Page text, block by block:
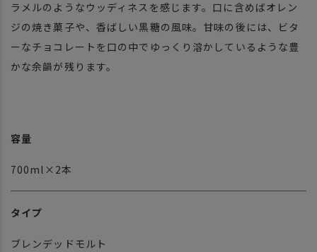
ラメルのようなウッディネスを感じます。口に含めばオレン
ジの焼き菓子や、香ばしい黒糖の風味。甘味の後には、ビタ
ーなチョコレートを口の中でゆっくり溶かしているような豊
かな余韻が残ります。
容量
700ml×2本
タイプ
ブレンデッドモルト